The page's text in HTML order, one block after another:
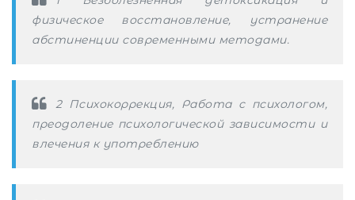
физическое восстановление, устранение
абстиненции современными методами.
2 Психокоррекция, Работа с психологом,
преодоление психологической зависимости и
влечения к употреблению